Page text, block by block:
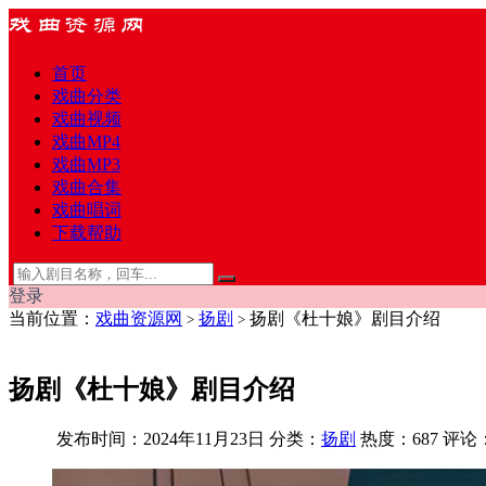
首页
戏曲分类
戏曲视频
戏曲MP4
戏曲MP3
戏曲合集
戏曲唱词
下载帮助
登录
当前位置： 戏曲资源网 > 扬剧 > 扬剧《杜十娘》剧目介绍
扬剧《杜十娘》剧目介绍
发布时间：2024年11月23日 分类： 扬剧 热度：687 评论